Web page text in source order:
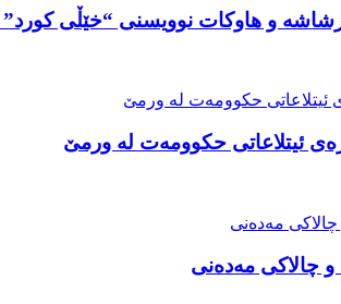
و هاوکات نوویسنی “خێڵی کورد”
ئیتلاعاتی حکوومەت لە ورمێ
چالاکی مەدەنی